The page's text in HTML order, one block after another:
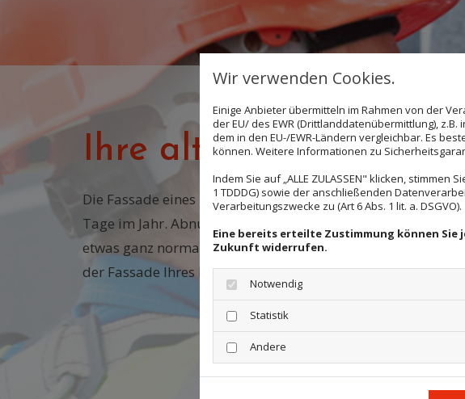
Ihre alte Fassade in
Die Fassade eines Hauses ist rund um die Uhr jeglichem
Tage im Jahr. Abnutzungserscheinungen durch Regen oder
etwas ganz normales, was sich leider nicht verhindern lässt.
der Fassade Ihres Hauses wieder zu neuem Glanz.
Wir verwenden Cookies.
Einige Anbieter übermitteln im Rahmen von der
der EU/ des EWR (Drittlanddatenübermittlung),
dem in den EU-/EWR-Ländern vergleichbar. Es
können. Weitere Informationen zu
Indem Sie auf „ALLE ZULASSEN" klicken,
1 TDDDG) sowie der anschließenden
Verarbeitungszwecke zu (Art 6 Abs. 1 lit. a. DSGVO).
Eine bereits erteilte Zustimmung können
Zukunft widerrufen.
Notwendig
Statistik
Andere